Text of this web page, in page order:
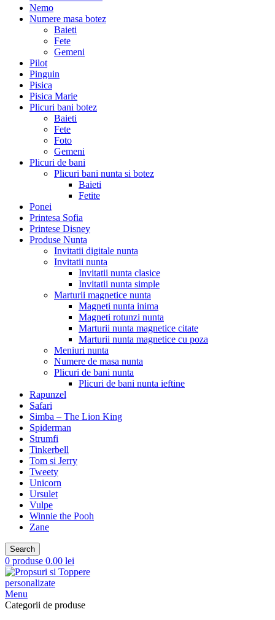
Nemo
Numere masa botez
Baieti
Fete
Gemeni
Pilot
Pinguin
Pisica
Pisica Marie
Plicuri bani botez
Baieti
Fete
Foto
Gemeni
Plicuri de bani
Plicuri bani nunta si botez
Baieti
Fetite
Ponei
Printesa Sofia
Printese Disney
Produse Nunta
Invitatii digitale nunta
Invitatii nunta
Invitatii nunta clasice
Invitatii nunta simple
Marturii magnetice nunta
Magneti nunta inima
Magneti rotunzi nunta
Marturii nunta magnetice citate
Marturii nunta magnetice cu poza
Meniuri nunta
Numere de masa nunta
Plicuri de bani nunta
Plicuri de bani nunta ieftine
Rapunzel
Safari
Simba – The Lion King
Spiderman
Strumfi
Tinkerbell
Tom si Jerry
Tweety
Unicorn
Ursulet
Vulpe
Winnie the Pooh
Zane
Search
0 produse 0.00 lei
Menu
Categorii de produse